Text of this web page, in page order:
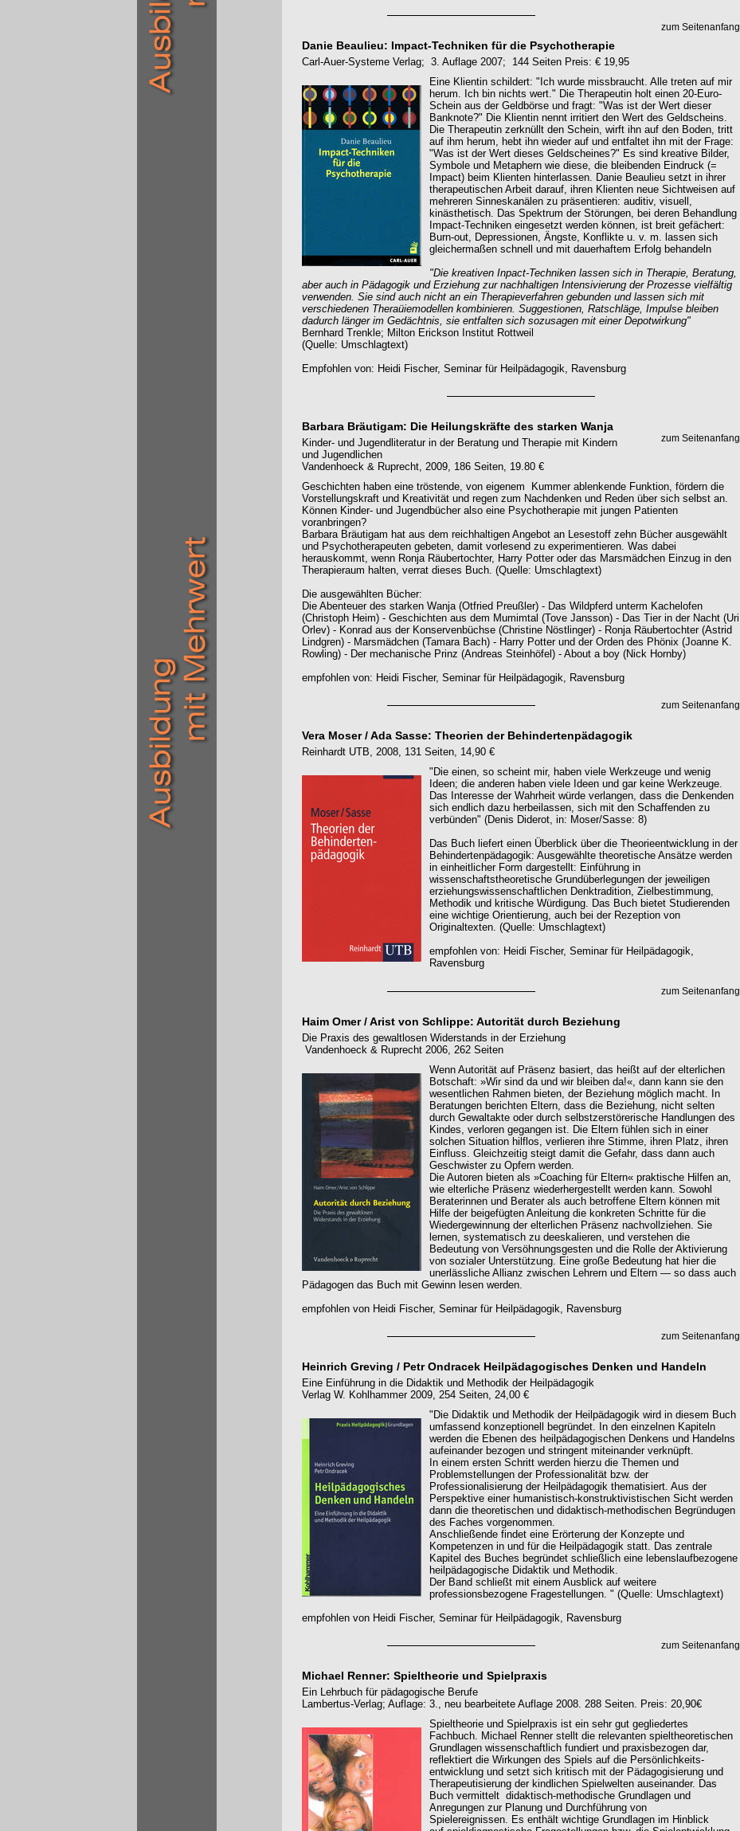
zum Seitenanfang
Danie Beaulieu: Impact-Techniken für die Psychotherapie
Carl-Auer-Systeme Verlag; 3. Auflage 2007; 144 Seiten Preis: € 19,95
Eine Klientin schildert: "Ich wurde missbraucht. Alle treten auf mir
herum. Ich bin nichts wert." Die Therapeutin holt einen 20-Euro-
Schein aus der Geldbörse und fragt: "Was ist der Wert dieser
Banknote?" Die Klientin nennt irritiert den Wert des Geldscheins.
Die Therapeutin zerknüllt den Schein, wirft ihn auf den Boden, tritt
auf ihm herum, hebt ihn wieder auf und entfaltet ihn mit der Frage:
"Was ist der Wert dieses Geldscheines?" Es sind kreative Bilder,
Symbole und Metaphern wie diese, die bleibenden Eindruck (=
Impact) beim Klienten hinterlassen. Danie Beaulieu setzt in ihrer
therapeutischen Arbeit darauf, ihren Klienten neue Sichtweisen auf
mehreren Sinneskanälen zu präsentieren: auditiv, visuell,
kinästhetisch. Das Spektrum der Störungen, bei deren Behandlung
Impact-Techniken eingesetzt werden können, ist breit gefächert:
Burn-out, Depressionen, Ängste, Konflikte u. v. m. lassen sich
gleichermaßen schnell und mit dauerhaftem Erfolg behandeln
"Die kreativen Inpact-Techniken lassen sich in Therapie, Beratung,
aber auch in Pädagogik und Erziehung zur nachhaltigen Intensivierung der Prozesse vielfältig
verwenden. Sie sind auch nicht an ein Therapieverfahren gebunden und lassen sich mit
verschiedenen Theraüiemodellen kombinieren. Suggestionen, Ratschläge, Impulse bleiben
dadurch länger im Gedächtnis, sie entfalten sich sozusagen mit einer Depotwirkung"
Bernhard Trenkle; Milton Erickson Institut Rottweil
(Quelle: Umschlagtext)
Empfohlen von: Heidi Fischer, Seminar für Heilpädagogik, Ravensburg
zum Seitenanfang
Barbara Bräutigam: Die Heilungskräfte des starken Wanja
Kinder- und Jugendliteratur in der Beratung und Therapie mit Kindern
und Jugendlichen
Vandenhoeck & Ruprecht, 2009, 186 Seiten, 19.80 €
Geschichten haben eine tröstende, von eigenem Kummer ablenkende Funktion, fördern die
Vorstellungskraft und Kreativität und regen zum Nachdenken und Reden über sich selbst an.
Können Kinder- und Jugendbücher also eine Psychotherapie mit jungen Patienten
voranbringen?
Barbara Bräutigam hat aus dem reichhaltigen Angebot an Lesestoff zehn Bücher ausgewählt
und Psychotherapeuten gebeten, damit vorlesend zu experimentieren. Was dabei
herauskommt, wenn Ronja Räubertochter, Harry Potter oder das Marsmädchen Einzug in den
Therapieraum halten, verrat dieses Buch. (Quelle: Umschlagtext)
Die ausgewählten Bücher:
Die Abenteuer des starken Wanja (Otfried Preußler) - Das Wildpferd unterm Kachelofen
(Christoph Heim) - Geschichten aus dem Mumimtal (Tove Jansson) - Das Tier in der Nacht (Uri
Orlev) - Konrad aus der Konservenbüchse (Christine Nöstlinger) - Ronja Räubertochter (Astrid
Lindgren) - Marsmädchen (Tamara Bach) - Harry Potter und der Orden des Phönix (Joanne K.
Rowling) - Der mechanische Prinz (Andreas Steinhöfel) - About a boy (Nick Hornby)
empfohlen von: Heidi Fischer, Seminar für Heilpädagogik, Ravensburg
zum Seitenanfang
Vera Moser / Ada Sasse: Theorien der Behindertenpädagogik
Reinhardt UTB, 2008, 131 Seiten, 14,90 €
"Die einen, so scheint mir, haben viele Werkzeuge und wenig
Ideen; die anderen haben viele Ideen und gar keine Werkzeuge.
Das Interesse der Wahrheit würde verlangen, dass die Denkenden
sich endlich dazu herbeilassen, sich mit den Schaffenden zu
verbünden" (Denis Diderot, in: Moser/Sasse: 8)
Das Buch liefert einen Überblick über die Theorieentwicklung in der
Behindertenpädagogik: Ausgewählte theoretische Ansätze werden
in einheitlicher Form dargestellt: Einführung in
wissenschaftstheoretische Grundüberlegungen der jeweiligen
erziehungswissenschaftlichen Denktradition, Zielbestimmung,
Methodik und kritische Würdigung. Das Buch bietet Studierenden
eine wichtige Orientierung, auch bei der Rezeption von
Originaltexten. (Quelle: Umschlagtext)
empfohlen von: Heidi Fischer, Seminar für Heilpädagogik,
Ravensburg
zum Seitenanfang
Haim Omer / Arist von Schlippe: Autorität durch Beziehung
Die Praxis des gewaltlosen Widerstands in der Erziehung
Vandenhoeck & Ruprecht 2006, 262 Seiten
Wenn Autorität auf Präsenz basiert, das heißt auf der elterlichen
Botschaft: »Wir sind da und wir bleiben da!«, dann kann sie den
wesentlichen Rahmen bieten, der Beziehung möglich macht. In
Beratungen berichten Eltern, dass die Beziehung, nicht selten
durch Gewaltakte oder durch selbstzerstörerische Handlungen des
Kindes, verloren gegangen ist. Die Eltern fühlen sich in einer
solchen Situation hilflos, verlieren ihre Stimme, ihren Platz, ihren
Einfluss. Gleichzeitig steigt damit die Gefahr, dass dann auch
Geschwister zu Opfern werden.
Die Autoren bieten als »Coaching für Eltern« praktische Hilfen an,
wie elterliche Präsenz wiederhergestellt werden kann. Sowohl
Beraterinnen und Berater als auch betroffene Eltern können mit
Hilfe der beigefügten Anleitung die konkreten Schritte für die
Wiedergewinnung der elterlichen Präsenz nachvollziehen. Sie
lernen, systematisch zu deeskalieren, und verstehen die
Bedeutung von Versöhnungsgesten und die Rolle der Aktivierung
von sozialer Unterstützung. Eine große Bedeutung hat hier die
unerlässliche Allianz zwischen Lehrern und Eltern — so dass auch
Pädagogen das Buch mit Gewinn lesen werden.
empfohlen von Heidi Fischer, Seminar für Heilpädagogik, Ravensburg
zum Seitenanfang
Heinrich Greving / Petr Ondracek Heilpädagogisches Denken und Handeln
Eine Einführung in die Didaktik und Methodik der Heilpädagogik
Verlag W. Kohlhammer 2009, 254 Seiten, 24,00 €
"Die Didaktik und Methodik der Heilpädagogik wird in diesem Buch
umfassend konzeptionell begründet. In den einzelnen Kapiteln
werden die Ebenen des heilpädagogischen Denkens und Handelns
aufeinander bezogen und stringent miteinander verknüpft.
In einem ersten Schritt werden hierzu die Themen und
Problemstellungen der Professionalität bzw. der
Professionalisierung der Heilpädagogik thematisiert. Aus der
Perspektive einer humanistisch-konstruktivistischen Sicht werden
dann die theoretischen und didaktisch-methodischen Begründugen
des Faches vorgenommen.
Anschließende findet eine Erörterung der Konzepte und
Kompetenzen in und für die Heilpädagogik statt. Das zentrale
Kapitel des Buches begründet schließlich eine lebenslaufbezogene
heilpädagogische Didaktik und Methodik.
Der Band schließt mit einem Ausblick auf weitere
professionsbezogene Fragestellungen. " (Quelle: Umschlagtext)
empfohlen von Heidi Fischer, Seminar für Heilpädagogik, Ravensburg
zum Seitenanfang
Michael Renner: Spieltheorie und Spielpraxis
Ein Lehrbuch für pädagogische Berufe
Lambertus-Verlag; Auflage: 3., neu bearbeitete Auflage 2008. 288 Seiten. Preis: 20,90€
Spieltheorie und Spielpraxis ist ein sehr gut gegliedertes
Fachbuch. Michael Renner stellt die relevanten spieltheoretischen
Grundlagen wissenschaftlich fundiert und praxisbezogen dar,
reflektiert die Wirkungen des Spiels auf die Persönlichkeits-
entwicklung und setzt sich kritisch mit der Pädagogisierung und
Therapeutisierung der kindlichen Spielwelten auseinander. Das
Buch vermittelt didaktisch-methodische Grundlagen und
Anregungen zur Planung und Durchführung von
Spielereignissen. Es enthält wichtige Grundlagen im Hinblick